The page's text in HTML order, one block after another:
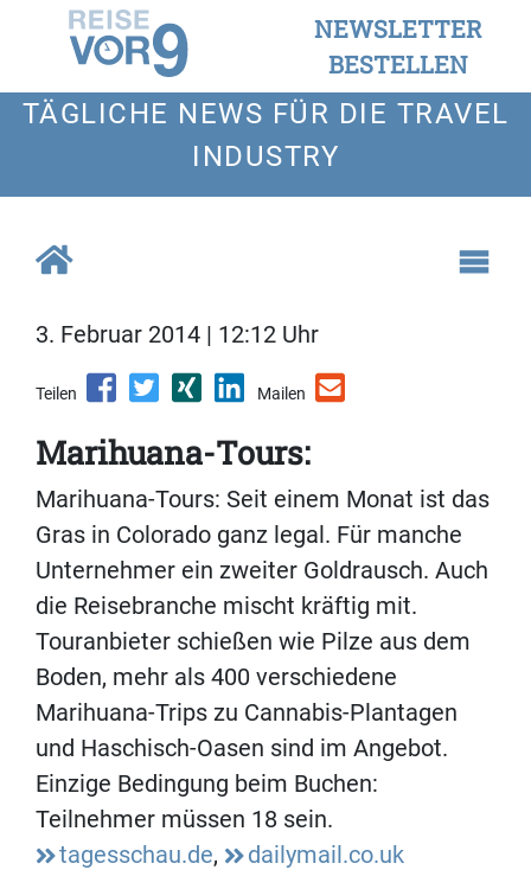
NEWSLETTER
BESTELLEN
TÄGLICHE NEWS FÜR DIE TRAVEL
INDUSTRY
3. Februar 2014 | 12:12 Uhr
Teilen Mailen
Marihuana-Tours:
Marihuana-Tours: Seit einem Monat ist das
Gras in Colorado ganz legal. Für manche
Unternehmer ein zweiter Goldrausch. Auch
die Reisebranche mischt kräftig mit.
Touranbieter schießen wie Pilze aus dem
Boden, mehr als 400 verschiedene
Marihuana-Trips zu Cannabis-Plantagen
und Haschisch-Oasen sind im Angebot.
Einzige Bedingung beim Buchen:
Teilnehmer müssen 18 sein.
tagesschau.de, dailymail.co.uk